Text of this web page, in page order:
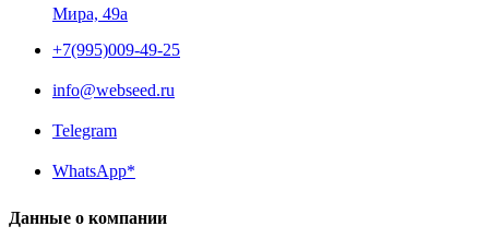
Мира, 49a
+7(995)009-49-25
info@webseed.ru
Telegram
WhatsApp*
Данные о компании